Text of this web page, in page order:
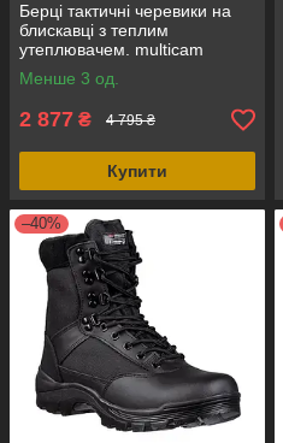
Берці тактичні черевики на
блискавці з теплим
утеплювачем. multicam
замш+кордура, Mil-Tec
Німеччина
Менше 3 од.
2 877 ₴ 4 795 ₴
Купити
–40%